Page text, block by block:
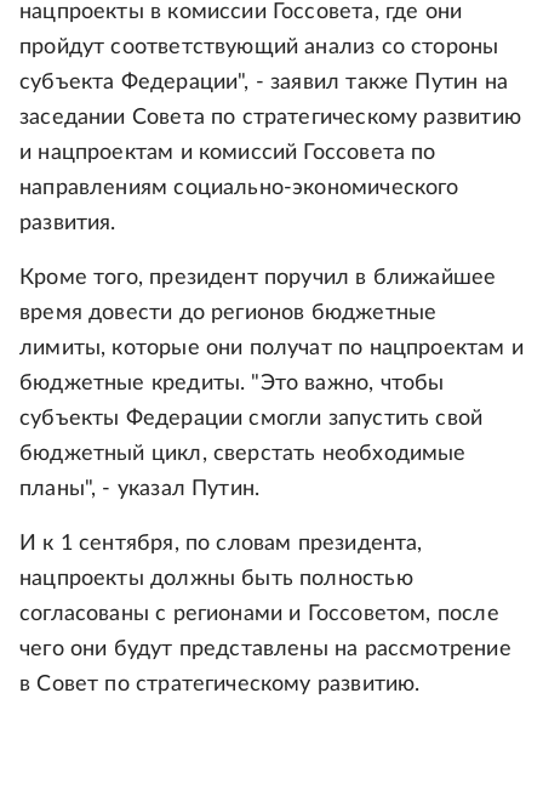
нацпроекты в комиссии Госсовета, где они
пройдут соответствующий анализ со стороны
субъекта Федерации", - заявил также Путин на
заседании Совета по стратегическому развитию
и нацпроектам и комиссий Госсовета по
направлениям социально-экономического
развития.
Кроме того, президент поручил в ближайшее
время довести до регионов бюджетные
лимиты, которые они получат по нацпроектам и
бюджетные кредиты. "Это важно, чтобы
субъекты Федерации смогли запустить свой
бюджетный цикл, сверстать необходимые
планы", - указал Путин.
И к 1 сентября, по словам президента,
нацпроекты должны быть полностью
согласованы с регионами и Госсоветом, после
чего они будут представлены на рассмотрение
в Совет по стратегическому развитию.